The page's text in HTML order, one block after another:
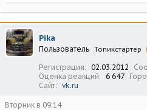
а
к
ц
и
и
Pika
Пользователь Топикстартер
Регистрация 02.03.2012
Оценка реакций
6 647
Сайт
vk.ru
Вторник в 09:14